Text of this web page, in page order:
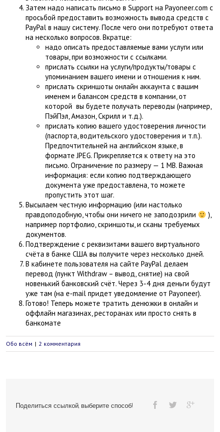
Затем надо написать письмо в Support на Payoneer.com с
просьбой предоставить возможность вывода средств с
PayPal в нашу систему. После чего они потребуют ответа
на несколько вопросов. Вкратце:
надо описать предоставляемые вами услуги или
товары, при возможности с ссылками.
прислать ссылки на услуги/продукты/товары с
упоминанием вашего имени и отношения к ним.
прислать скриншоты онлайн аккаунта с вашим
именем и балансом средств в компании, от
которой вы будете получать переводы (например,
ПэйПэл, Амазон, Скрилл и т.д.).
прислать копию вашего удостоверения личности
(паспорта, водительского удостоверения и т.п.).
Предпочтительней на английском языке, в
формате JPEG. Прикрепляется к ответу на это
письмо. Ограничение по размеру — 1 МВ. Важная
информация: если копию подтверждающего
документа уже предоставлена, то можете
пропустить этот шаг.
Высылаем честную информацию (или настолько
правдоподобную, чтобы они ничего не заподозрили
),
например портфолио, скриншоты, и сканы требуемых
документов.
Подтверждение с реквизитами вашего виртуального
счёта в банке США вы получите через несколько дней.
В кабинете пользователя на сайте PayPal делаем
перевод (пункт Withdraw – вывод, снятие) на свой
новенький банковский счёт. Через 3-4 дня деньги будут
уже там (на e-mail придет уведомление от Payoneer).
Готово! Теперь можете тратить денюжки в онлайн и
оффлайн магазинах, ресторанах или просто снять в
банкомате
Обо всём | 2 комментария
Поделиться ссылкой, выберите способ!